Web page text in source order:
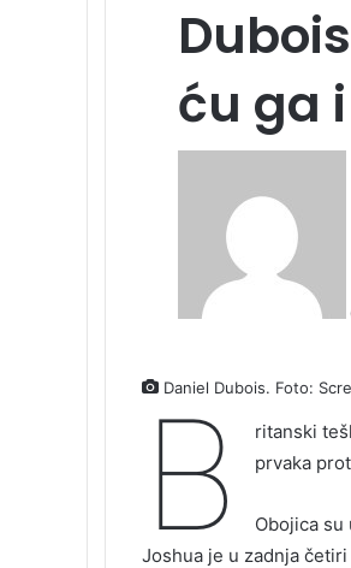
ću ga
Daniel Dubois. Foto:
B ritanski
prvaka
Obojica
Joshua je u zadnja